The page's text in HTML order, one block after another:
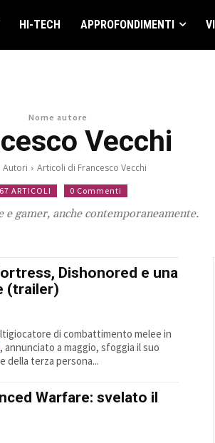
HI-TECH APPROFONDIMENTI
Nome autore
Vecchi
Autori Articoli di Francesco Vecchi
ARTICOLI 0 Commenti
gamer, anche contemporaneamente.
Dishonored e una
(trailer)
di combattimento melee in
, annunciato a maggio, sfoggia il suo
della terza persona...
Warfare: svelato il